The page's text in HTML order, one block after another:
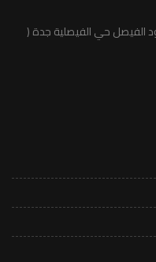
الفيصل حي الفيصلية جدة (